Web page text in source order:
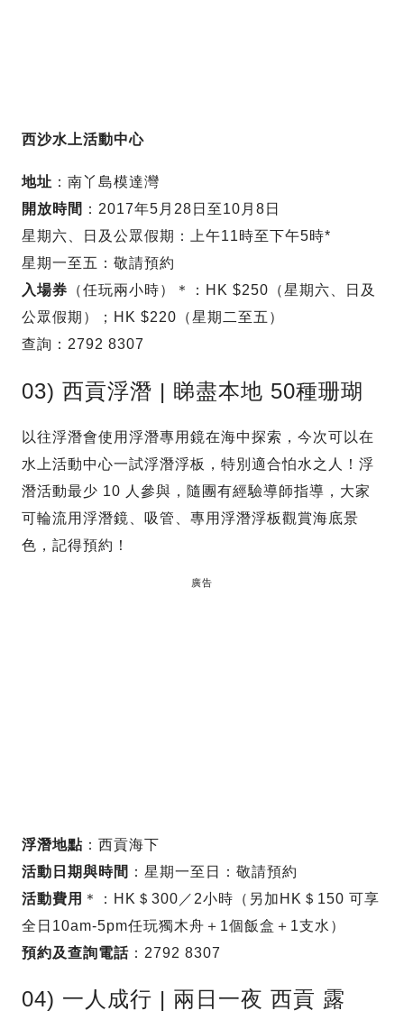
西沙水上活動中心
地址 ：南丫島模達灣
開放時間 ：2017年5月28日至10月8日
星期六、日及公眾假期：上午11時至下午5時*
星期一至五：敬請預約
入場券 （任玩兩小時）＊：HK $250（星期六、日及
公眾假期）；HK $220（星期二至五）
查詢：2792 8307
03) 西貢浮潛 | 睇盡本地 50種珊瑚
以往浮潛會使用浮潛專用鏡在海中探索，今次可以在
水上活動中心一試浮潛浮板，特別適合怕水之人！浮
潛活動最少 10 人參與，隨團有經驗導師指導，大家
可輪流用浮潛鏡、吸管、專用浮潛浮板觀賞海底景
色，記得預約！
廣告
浮潛地點 ：西貢海下
活動日期與時間 ：星期一至日：敬請預約
活動費用 ＊：HK＄300／2小時（另加HK＄150 可享
全日10am-5pm任玩獨木舟＋1個飯盒＋1支水）
預約及查詢電話 ：2792 8307
04) 一人成行 | 兩日一夜 西貢 露